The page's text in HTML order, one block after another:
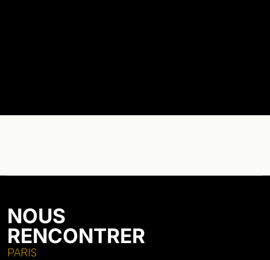
NOUS
RENCONTRER
PARIS